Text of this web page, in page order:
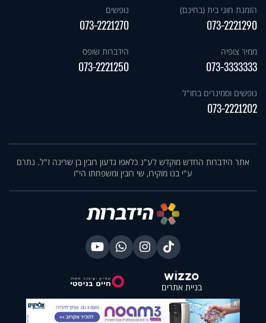
הזמנת חוגי בית (בחינם)
073-2221290
נופשים
073-2221270
ממיר צופיה
073-3333333
הידברות שופס
073-2221250
נופשים וסמינרים בחו"ל
073-2221202
אתר הידברות החדש מוקדש לע"נ כלאפו גדעון רובין בן שרינה ז"ל. נתרם
ע"י בנו מוקירו, שי רובין ומשפחתו הי"ו
בניית אתרים
X